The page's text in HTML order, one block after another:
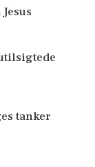
tanker